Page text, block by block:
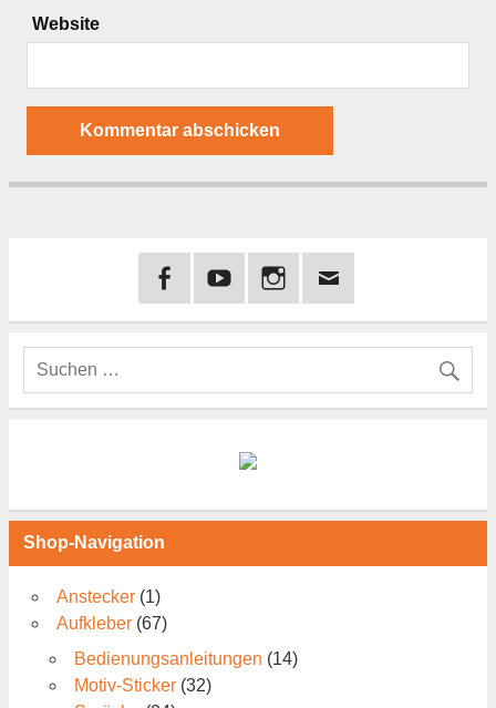
Website
Shop-Navigation
Anstecker (1)
Aufkleber (67)
Bedienungsanleitungen (14)
Motiv-Sticker (32)